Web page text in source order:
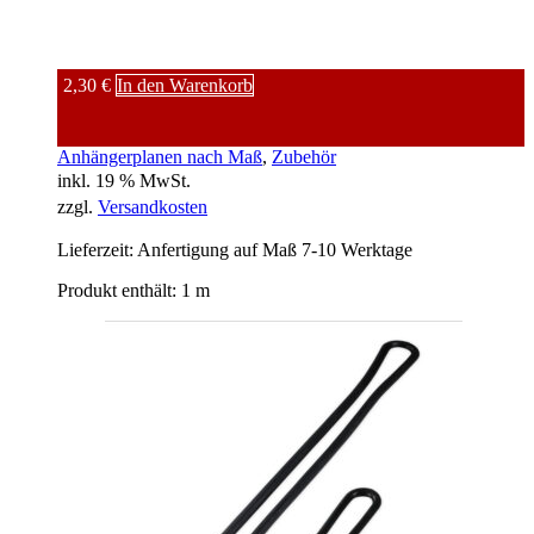
2,30 € In den Warenkorb
Anhängerplanen nach Maß, Zubehör
inkl. 19 % MwSt.
zzgl. Versandkosten
Lieferzeit: Anfertigung auf Maß 7-10 Werktage
Produkt enthält: 1 m